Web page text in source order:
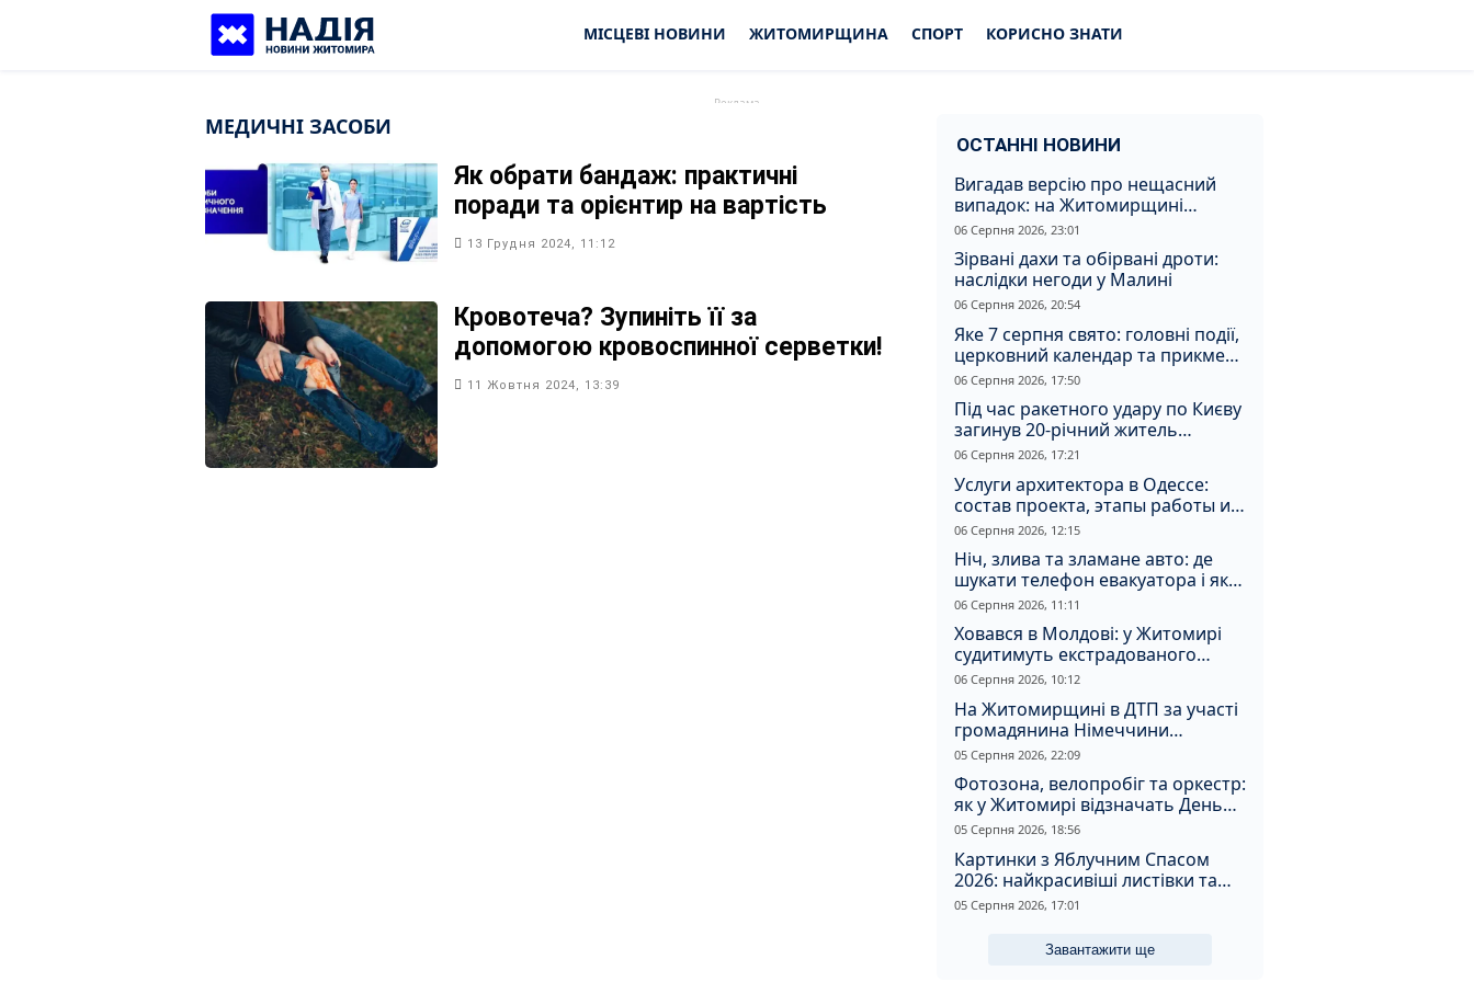
МІСЦЕВІ НОВИНИ ЖИТОМИРЩИНА СПОРТ КОРИСНО ЗНАТИ
МЕДИЧНІ ЗАСОБИ
Як обрати бандаж: практичні
поради та орієнтир на вартість
13 Грудня 2024, 11:12
Кровотеча? Зупиніть її за
допомогою кровоспинної серветки!
11 Жовтня 2024, 13:39
ОСТАННІ НОВИНИ
Вигадав версію про нещасний
випадок: на Житомирщині
судитимуть чоловіка за вбивство
співмешканки
06 Серпня 2026, 23:01
Зірвані дахи та обірвані дроти:
наслідки негоди у Малині
06 Серпня 2026, 20:54
Яке 7 серпня свято: головні події,
церковний календар та прикмети
дня
06 Серпня 2026, 17:50
Під час ракетного удару по Києву
загинув 20-річний житель
Житомирщини
06 Серпня 2026, 17:21
Услуги архитектора в Одессе:
состав проекта, этапы работы и
стоимость
06 Серпня 2026, 12:15
Ніч, злива та зламане авто: де
шукати телефон евакуатора і як
не натрапити на аферистів
06 Серпня 2026, 11:11
Ховався в Молдові: у Житомирі
судитимуть екстрадованого
іноземця за сурогатний спирт і
06 Серпня 2026, 10:12
На Житомирщині в ДТП за участі
громадянина Німеччини
постраждали двоє людей
05 Серпня 2026, 22:09
Фотозона, велопробіг та оркестр:
як у Житомирі відзначать День
Прапора та День Незалежності
05 Серпня 2026, 18:56
Картинки з Яблучним Спасом
2026: найкрасивіші листівки та
щирі привітання зі святом
05 Серпня 2026, 17:01
Завантажити ще